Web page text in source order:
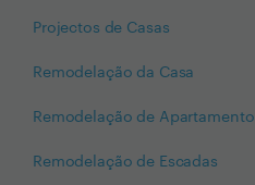
Projectos de Casas
Remodelação da Casa
Remodelação de Apartamento
Remodelação de Escadas